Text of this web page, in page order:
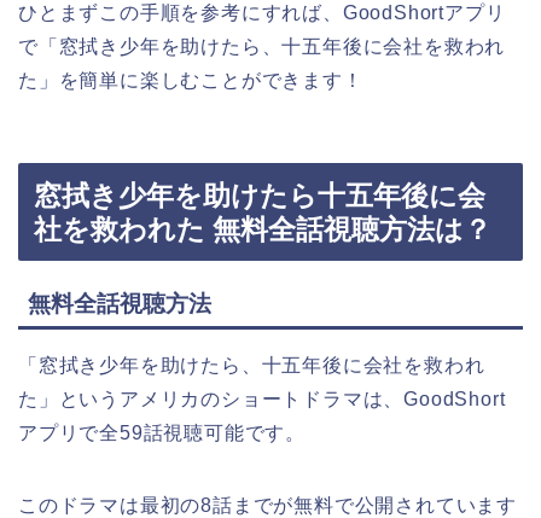
ひとまずこの手順を参考にすれば、GoodShortアプリ
で「窓拭き少年を助けたら、十五年後に会社を救われ
た」を簡単に楽しむことができます！
窓拭き少年を助けたら十五年後に会
社を救われた 無料全話視聴方法は？
無料全話視聴方法
「窓拭き少年を助けたら、十五年後に会社を救われ
た」というアメリカのショートドラマは、GoodShort
アプリで全59話視聴可能です。
このドラマは最初の8話までが無料で公開されています